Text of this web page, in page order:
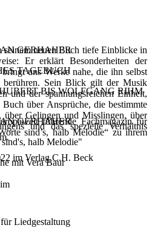
neuen Buch tiefe Einblicke in
Er erklärt Besonderheiten der
uns Werke nahe, die ihn selbst
berühren. Sein Blick gilt der Musik
und der spannungsreichen Einheit,
über Ansprüche, die bestimmte
über Gelingen und Misslingen, über
und das spezielle Verhältnis
im Verlag C.H. Beck
GERHAHER
TAGEBUCH
BIS WOLFGANG RIHM
führende Fachmagazin für
sind’s, halb Melodie“ zu ihrem
GERHAHER
halb Melodie"
mit Vera Baur
Liedgestaltung